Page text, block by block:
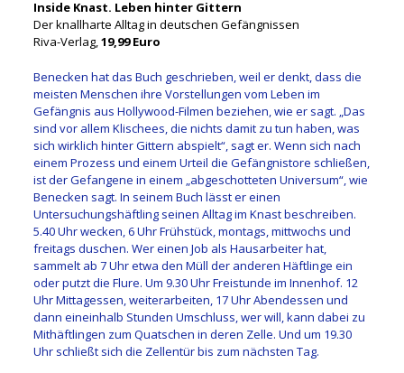
Inside Knast. Leben hinter Gittern
Der knallharte Alltag in deutschen Gefängnissen
Riva-Verlag,19,99 Euro
Benecken hat das Buch geschrieben, weil er denkt, dass die
meisten Menschen ihre Vorstellungen vom Leben im
Gefängnis aus Hollywood-Filmen beziehen, wie er sagt. „Das
sind vor allem Klischees, die nichts damit zu tun haben, was
sich wirklich hinter Gittern abspielt“, sagt er. Wenn sich nach
einem Prozess und einem Urteil die Gefängnistore schließen,
ist der Gefangene in einem „abgeschotteten Universum“, wie
Benecken sagt. In seinem Buch lässt er einen
Untersuchungshäftling seinen Alltag im Knast beschreiben.
5.40 Uhr wecken, 6 Uhr Frühstück, montags, mittwochs und
freitags duschen. Wer einen Job als Hausarbeiter hat,
sammelt ab 7 Uhr etwa den Müll der anderen Häftlinge ein
oder putzt die Flure. Um 9.30 Uhr Freistunde im Innenhof. 12
Uhr Mittagessen, weiterarbeiten, 17 Uhr Abendessen und
dann eineinhalb Stunden Umschluss, wer will, kann dabei zu
Mithäftlingen zum Quatschen in deren Zelle. Und um 19.30
Uhr schließt sich die Zellentür bis zum nächsten Tag.